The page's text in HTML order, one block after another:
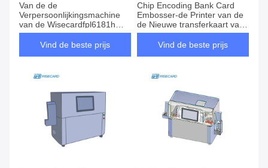
Van de de
Verpersoonlijkingsmachine
van de Wisecardfpl6181h
Betaalpas de Streep van
Magentic het Coderen
Vind de beste prijs
Chip Encoding Bank Card
Embosser-de Printer van de
de Nieuwe transferkaart van
de Kleurstofsublimatie
Vind de beste prijs